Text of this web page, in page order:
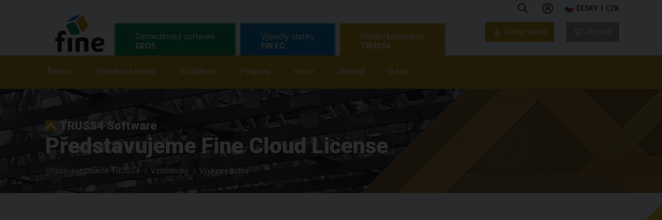
ČESKY CZK
Geotechnický software
GEO5
Řešení Vlastnosti Programy Vzdělávání Podpora Novinky Obchod
Výpočty statiky
FIN EC
Střešní konstrukce
TRUSS4
Řešení Styčníkové desky Vzdělávání Podpora Verze Obchod O nás
Demo verze
TRUSS4 Software
Představujeme Fine Cloud License
Střešní konstrukce TRUSS4 Vzdělávání Výuková videa